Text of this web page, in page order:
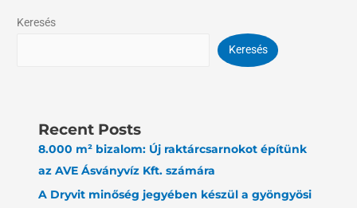
Keresés
Keresés
Recent Posts
8.000 m² bizalom: Új raktárcsarnokot építünk
az AVE Ásványvíz Kft. számára
A Dryvit minőség jegyében készül a gyöngyösi